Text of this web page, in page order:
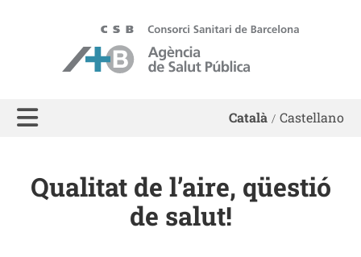
ASPB - Agència de Salut Pública de Barcelona
Català Castellano
Qualitat de l’aire, qüestió
de salut!